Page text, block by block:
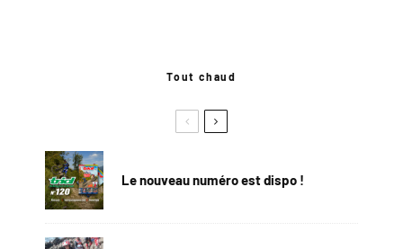
Tout chaud
Le nouveau numéro est dispo !